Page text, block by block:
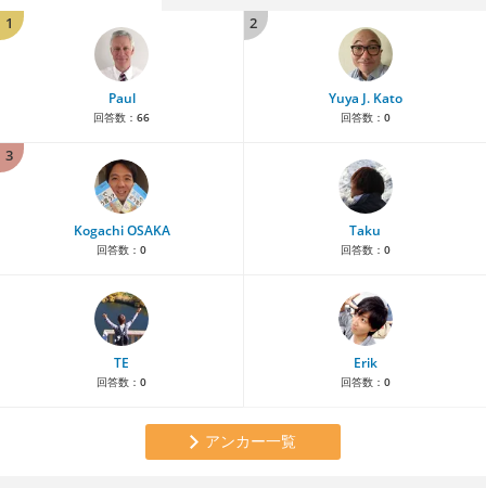
1
Paul
回答数： 66
2
Yuya J. Kato
回答数： 0
3
Kogachi OSAKA
回答数： 0
Taku
回答数： 0
TE
回答数： 0
Erik
回答数： 0
アンカー一覧